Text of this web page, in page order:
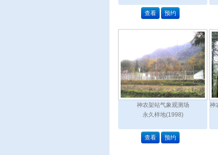
查看 预约
神农架站气象观测场
永久样地(1998)
查看 预约
神